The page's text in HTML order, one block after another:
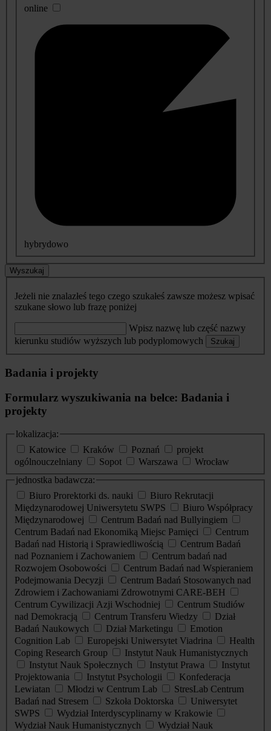
online
hybrydowo
Wyszukaj
Jeżeli nie znalazłeś tego czego szukałeś zawsze możesz wpisać
szukane słowo lub frazę poniżej
Wpisz nazwę lub część nazwy
kierunku studiów wyższych lub podyplomowych
Szukaj
Badania i projekty
Formularz wyszukiwania na belce: Badania i
projekty
lokalizacja:
Katowice
Kraków Poznań
projekt
ogólnouczelniany
Sopot Warszawa
Wrocław
jednostka badawcza:
Biuro Prorektorki ds. nauki
Biuro Rekrutacji
Międzynarodowej Uniwersytetu SWPS
Biuro Współpracy
Międzynarodowej
Centrum Badań nad Bullyingiem
Centrum Badań nad Ekonomiką Miejsc Pamięci
Centrum
Badań nad Historią i Sprawiedliwością
Centrum Badań
nad Poznaniem i Zachowaniem
Centrum badań nad
Rozwojem Osobowości
Centrum Badań nad Wspieraniem
Podejmowania Decyzji
Centrum Badań Stosowanych nad
Zdrowiem i Zachowaniami Zdrowotnymi CARE-BEH
Centrum Cywilizacji Azji Wschodniej
Centrum Studiów
nad Demokracją
Centrum Transferu Wiedzy
Dział
Badań Naukowych
Dział Marketingu
Emotion
Cognition Lab
Europejski Uniwersytet Viadrina
Health
Coping Research Group
Instytut Nauk Humanistycznych
Instytut Nauk Społecznych
Instytut Prawa
Instytut
Projektowania
Instytut Psychologii
Konfederacja
Lewiatan
Młodzi w Centrum Lab
StresLab Centrum
Badań nad Stresem
Szkoła Doktorska
Uniwersytet
SWPS
Wydział Interdyscyplinarny w Krakowie
Wydział Nauk Humanistycznych
Wydział Nauk